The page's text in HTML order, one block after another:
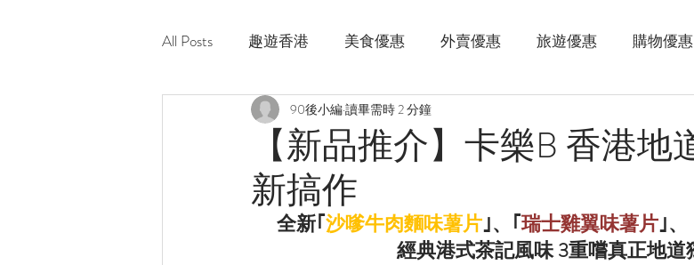
All Posts 趣遊香港 美食優惠 外賣優惠 旅遊優惠 購物優惠
Staycation 優惠 新店速遞 潮流玩物
【新品推介】卡樂B 香港
新搞作
90後小編讀畢需時 2 分鐘
全新｢沙嗲牛肉麵味薯片｣、｢瑞士雞翼味薯片｣、
經典港式茶記風味 3重嚐真正地道